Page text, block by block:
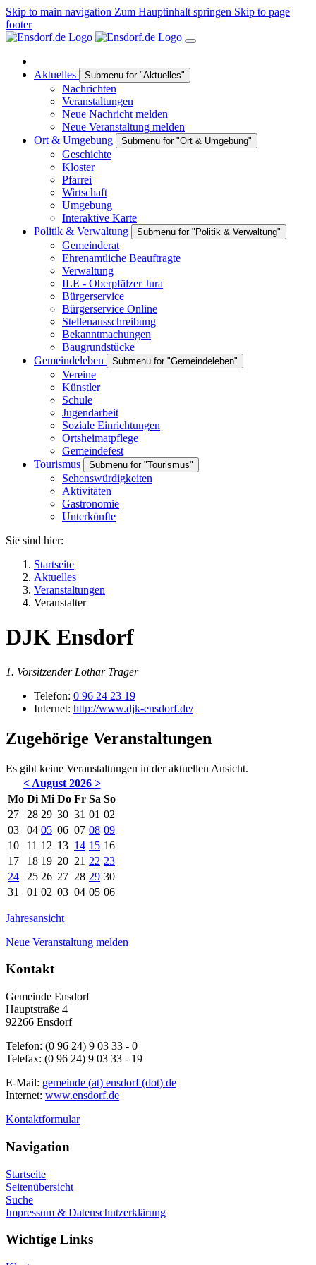
Skip to main navigation Zum Hauptinhalt springen Skip to page
footer
Aktuelles Submenu for "Aktuelles"
Nachrichten
Veranstaltungen
Neue Nachricht melden
Neue Veranstaltung melden
Ort & Umgebung
Submenu for "Ort & Umgebung"
Geschichte
Kloster
Pfarrei
Wirtschaft
Umgebung
Interaktive Karte
Politik & Verwaltung
Submenu for "Politik & Verwaltung"
Gemeinderat
Ehrenamtliche Beauftragte
Verwaltung
ILE - Oberpfälzer Jura
Bürgerservice
Bürgerservice Online
Stellenausschreibung
Bekanntmachungen
Baugrundstücke
Gemeindeleben
Submenu for "Gemeindeleben"
Vereine
Künstler
Schule
Jugendarbeit
Soziale Einrichtungen
Ortsheimatpflege
Gemeindefest
Tourismus
Submenu for "Tourismus"
Sehenswürdigkeiten
Aktivitäten
Gastronomie
Unterkünfte
Sie sind hier:
Startseite
Aktuelles
Veranstaltungen
Veranstalter
DJK Ensdorf
1. Vorsitzender Lothar Trager
Telefon: 0 96 24 23 19
Internet: http://www.djk-ensdorf.de/
Zugehörige Veranstaltungen
Es gibt keine Veranstaltungen in der aktuellen Ansicht.
< August 2026 >
Mo Di Mi Do Fr Sa So
27
28 29 30 31 01 02
03
04 05 06 07 08 09
10
11 12 13 14 15 16
17
18 19 20 21 22 23
24
25 26 27 28 29 30
31
01 02 03 04 05 06
Jahresansicht
Neue Veranstaltung melden
Kontakt
Gemeinde Ensdorf
Hauptstraße 4
92266 Ensdorf
Telefon: (0 96 24) 9 03 33 - 0
Telefax: (0 96 24) 9 03 33 - 19
E-Mail: gemeinde (at) ensdorf (dot) de
Internet: www.ensdorf.de
Kontaktformular
Navigation
Startseite
Seitenübersicht
Suche
Impressum & Datenschutzerklärung
Wichtige Links